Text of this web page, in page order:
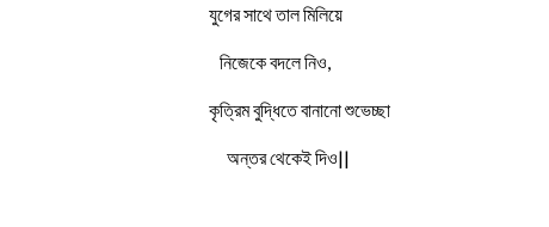
যুগের সাথে তাল মিলিয়ে
নিজেকে বদলে নিও,
কৃত্রিম বুদ্ধিতে বানানো শুভেচ্ছা
অন্তর থেকেই দিও||